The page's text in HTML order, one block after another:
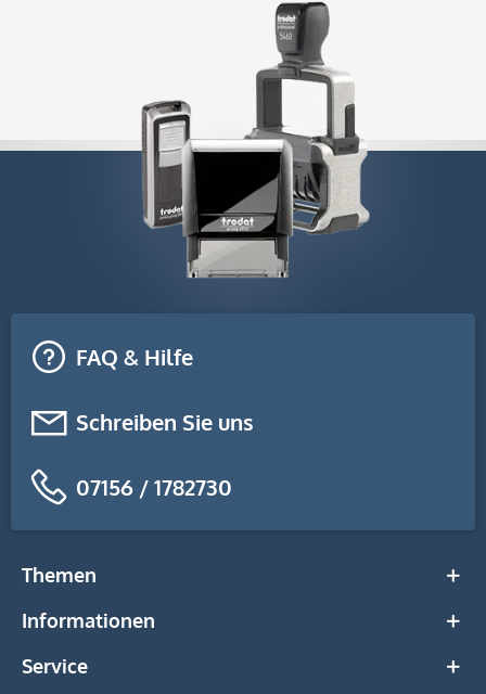
FAQ & Hilfe
Schreiben Sie uns
07156 / 1782730
Themen
Informationen
Service